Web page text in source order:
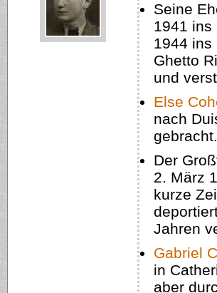
Seine
1941 ins
1944 ins
Ghetto
und
Else
nach
Der
2. März
kurze
Jahren
Gabriel
in
aber